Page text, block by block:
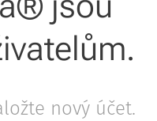
nový účet.